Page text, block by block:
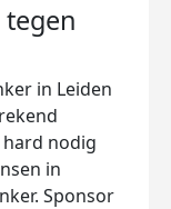
in Leiden
nodig
in
Sponsor